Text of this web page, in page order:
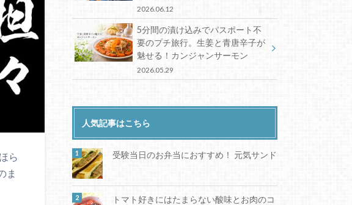
ら
ま
2026.06.12
5分間の漬け込みでパスポート不
要のプチ旅行。生姜と青唐辛子が
魅せる！カンジャンサーモン
2026.05.29
人気記事はこちら
受験当日のお弁当におすすめ！ 元気サンド
トマト好きにはたまらない酸味とお肉のコ